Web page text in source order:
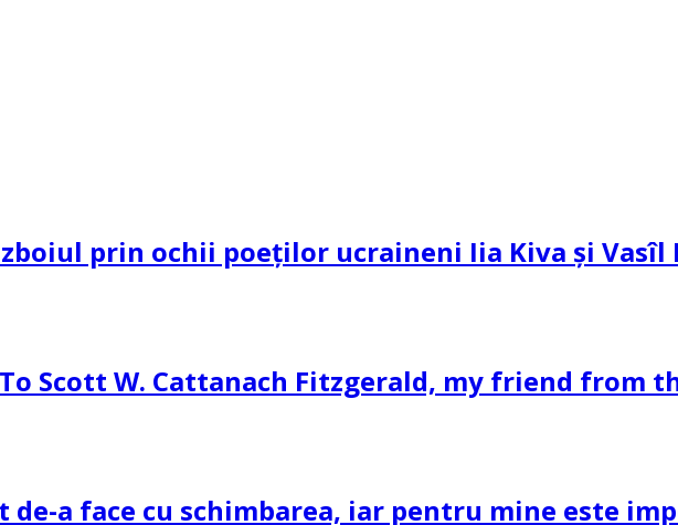
prin ochii poeților ucraineni Iia Kiva și Vasîl
Scott W. Cattanach Fitzgerald, my friend from
de-a face cu schimbarea, iar pentru mine este